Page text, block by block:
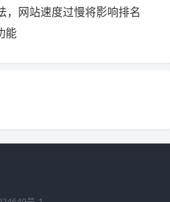
网站速度过慢将影响排名
能